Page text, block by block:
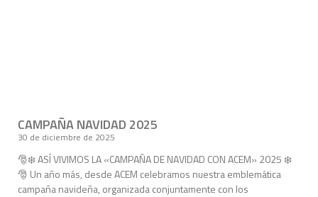
CAMPAÑA NAVIDAD 2025
30 de diciembre de 2025
🎅❄️ ASÍ VIVIMOS LA «CAMPAÑA DE NAVIDAD CON ACEM» 2025 ❄️
🎅 Un año más, desde ACEM celebramos nuestra emblemática
campaña navideña, organizada conjuntamente con los